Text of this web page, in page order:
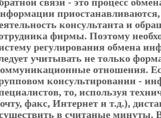
связи - это процесс
консультанта и
фирмы. Поэтому
регулирования обмена
учитывать не только
отношения.
консультировании -
то, используя
факс, Интернет и т.д.),
в считаные минуты.